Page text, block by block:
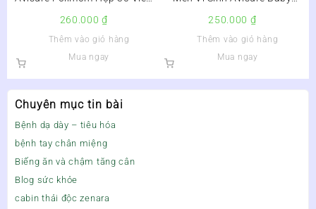
Chuyên mục tin bài
Bệnh dạ dày – tiêu hóa
bệnh tay chân miệng
Biếng ăn và chậm tăng cân
Blog sức khỏe
cabin thải độc zenara
– hỗ trợ tăng khả năng thụ
thai ở phụ nữ bị buồng trứng
đa nang –
260.000₫
Thêm vào giỏ hàng
Mua ngay
Probiotic Lọ 10ml – Giảm Rối
Loạn Tiêu Hóa –
250.000 ₫
Thêm vào giỏ hàng
Mua ngay